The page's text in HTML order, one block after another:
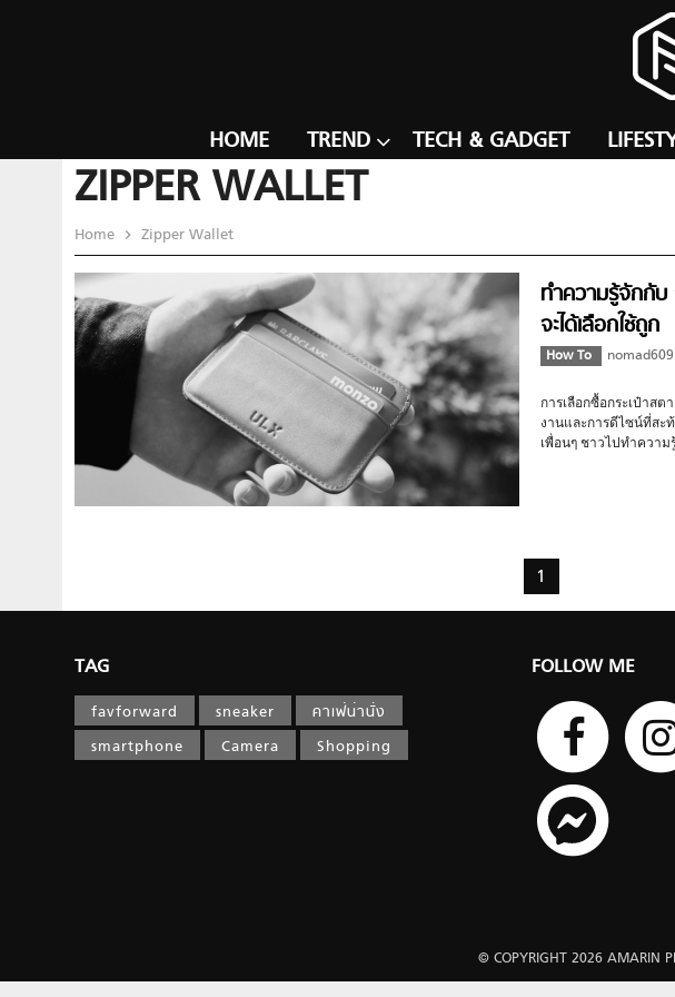
HOME TREND TECH & GADGET
ZIPPER WALLET
Home Zipper Wallet
ทำความรู้จักกับ
จะได้เลือกใช้ถูก
How To nomad609
การเลือกซื้อกระเป๋าส
งานและการดีไซน์ที่สะ
เพื่อนๆ ชาวไปทำความ
1
TAG
favforward sneaker
คาเฟ่น่านั่ง
smartphone
Camera Shopping
FOLLOW ME
© COPYRIGHT 2026 AMARIN